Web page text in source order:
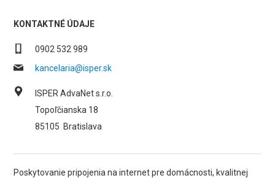
KONTAKTNÉ ÚDAJE
0902 532 989
kancelaria@isper.sk
ISPER AdvaNet s.r.o.
Topoľčianska 18
85105 Bratislava
Poskytovanie pripojenia na internet pre domácnosti, kvalitnej